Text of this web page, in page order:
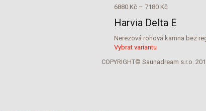
Možnosti
lze
vybrat
na
6880 Kč – 7180 KčRozpětí
6880 Kč
7180 Kč
Harvia Delta E
Nerezová rohová kamna bez
Vybrat variantu
má
COPYRIGHT© Saunadream s.r.o.